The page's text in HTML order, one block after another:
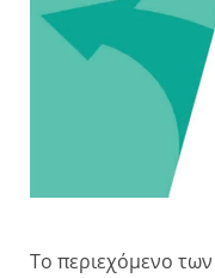
Το περιεχόμενο